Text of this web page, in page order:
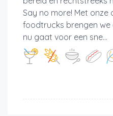
Say no more! Met onze
foodtrucks brengen we
nu gaat voor een sne...